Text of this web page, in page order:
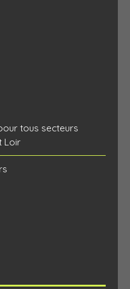
tous secteurs
Loir